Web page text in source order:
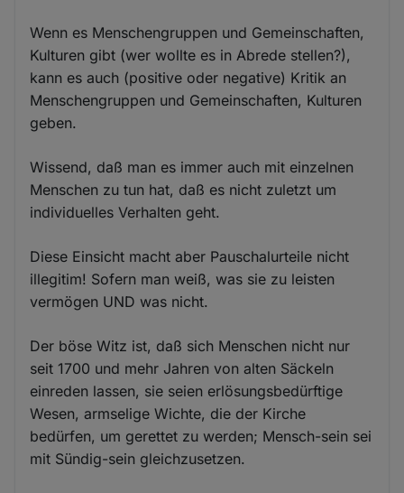
Wenn es Menschengruppen und Gemeinschaften,
Kulturen gibt (wer wollte es in Abrede stellen?),
kann es auch (positive oder negative) Kritik an
Menschengruppen und Gemeinschaften, Kulturen
geben.
Wissend, daß man es immer auch mit einzelnen
Menschen zu tun hat, daß es nicht zuletzt um
individuelles Verhalten geht.
Diese Einsicht macht aber Pauschalurteile nicht
illegitim! Sofern man weiß, was sie zu leisten
vermögen UND was nicht.
Der böse Witz ist, daß sich Menschen nicht nur
seit 1700 und mehr Jahren von alten Säckeln
einreden lassen, sie seien erlösungsbedürftige
Wesen, armselige Wichte, die der Kirche
bedürfen, um gerettet zu werden; Mensch-sein sei
mit Sündig-sein gleichzusetzen.